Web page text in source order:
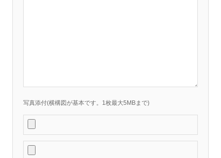
写真添付(横構図が基本です。1枚最大5MBまで)